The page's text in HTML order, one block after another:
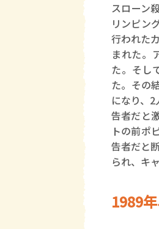
スローン
リンピン
行われた
まれた。
た。そし
た。その
になり、
告者だと
トの前ポ
告者だと
られ、キ
1989